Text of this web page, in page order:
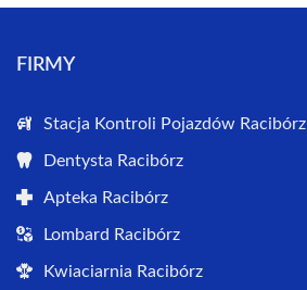
FIRMY
Stacja Kontroli Pojazdów Racibórz
Dentysta Racibórz
Apteka Racibórz
Lombard Racibórz
Kwiaciarnia Racibórz